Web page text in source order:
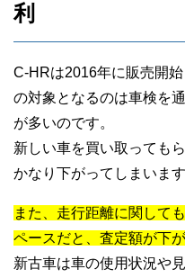
利
C-HRは2016年に販売開
の対象となるのは車検を
が多いのです。
新しい車を買い取っても
かなり下がってしまいます
また、走行距離に関して
ペースだと、査定額が下
新古車は車の使用状況や